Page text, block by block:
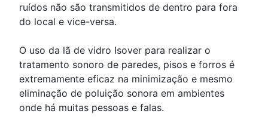
ruídos não são transmitidos de dentro para fora
do local e vice-versa.
O uso da lã de vidro Isover para realizar o
tratamento sonoro de paredes, pisos e forros é
extremamente eficaz na minimização e mesmo
eliminação de poluição sonora em ambientes
onde há muitas pessoas e falas.